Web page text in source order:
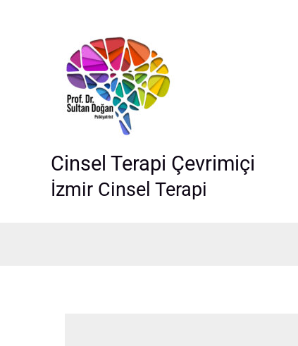
Cinsel Terapi Çevrimiçi
İzmir Cinsel Terapi